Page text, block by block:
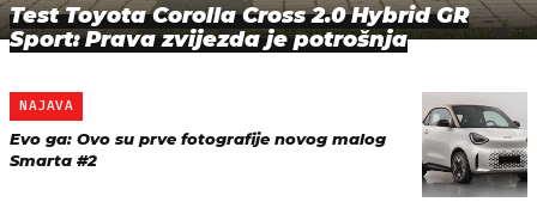
Test Toyota Corolla Cross 2.0 Hybrid GR
Sport: Prava zvijezda je potrošnja
NAJAVA
Evo ga: Ovo su prve fotografije novog malog
Smarta #2